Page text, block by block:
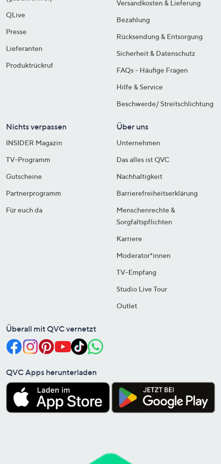
QLive
Presse
Lieferanten
Produktrückruf
Versandkosten & Lieferung
Bezahlung
Rücksendung & Entsorgung
Sicherheit & Datenschutz
FAQs - Häufige Fragen
Hilfe & Service
Beschwerde/ Streitschlichtung
Nichts verpassen
INSIDER Magazin
TV-Programm
Gutscheine
Partnerprogramm
Für euch da
Über uns
Unternehmen
Das alles ist QVC
Nachhaltigkeit
Barrierefreiheitserklärung
Menschenrechte &
Sorgfaltspflichten
Karriere
Moderator*innen
TV-Empfang
Studio Live Tour
Outlet
Überall mit QVC vernetzt
QVC Apps herunterladen